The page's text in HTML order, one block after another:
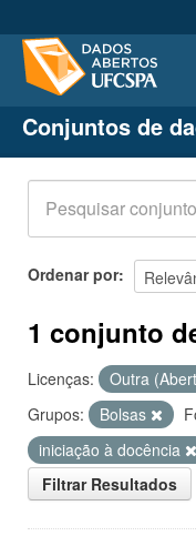
Conjuntos de dados
Organizações
Grupos
Sobre
Conjuntos de
Ordenar por
1 conjunto
Licenças: Outra
Grupos:
Bolsas
iniciação à docência
Filtrar Resultados